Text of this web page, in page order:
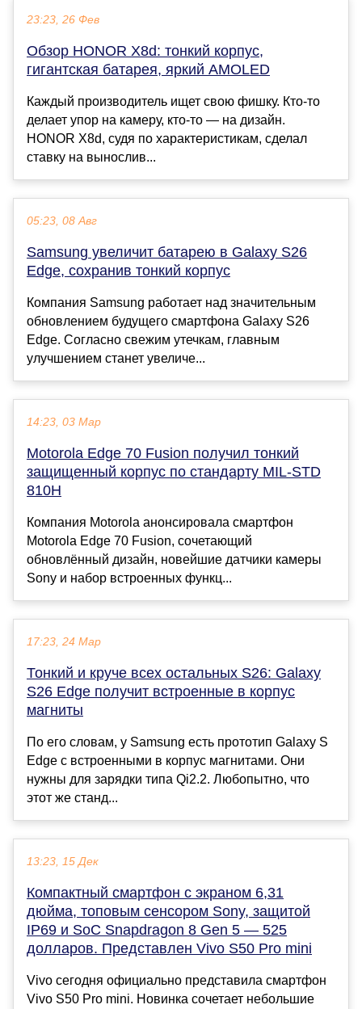
23:23, 26 Фев
Обзор HONOR X8d: тонкий корпус,
гигантская батарея, яркий AMOLED
Каждый производитель ищет свою фишку. Кто-то
делает упор на камеру, кто-то — на дизайн.
HONOR X8d, судя по характеристикам, сделал
ставку на вынослив...
05:23, 08 Авг
Samsung увеличит батарею в Galaxy S26
Edge, сохранив тонкий корпус
Компания Samsung работает над значительным
обновлением будущего смартфона Galaxy S26
Edge. Согласно свежим утечкам, главным
улучшением станет увеличе...
14:23, 03 Мар
Motorola Edge 70 Fusion получил тонкий
защищенный корпус по стандарту MIL-STD
810H
Компания Motorola анонсировала смартфон
Motorola Edge 70 Fusion, сочетающий
обновлённый дизайн, новейшие датчики камеры
Sony и набор встроенных функц...
17:23, 24 Мар
Тонкий и круче всех остальных S26: Galaxy
S26 Edge получит встроенные в корпус
магниты
По его словам, у Samsung есть прототип Galaxy S
Edge с встроенными в корпус магнитами. Они
нужны для зарядки типа Qi2.2. Любопытно, что
этот же станд...
13:23, 15 Дек
Компактный смартфон с экраном 6,31
дюйма, топовым сенсором Sony, защитой
IP69 и SoC Snapdragon 8 Gen 5 — 525
долларов. Представлен Vivo S50 Pro mini
Vivo сегодня официально представила смартфон
Vivo S50 Pro mini. Новинка сочетает небольшие